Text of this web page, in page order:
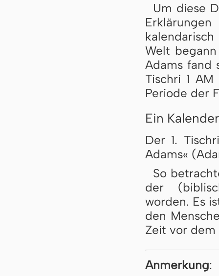
Um diese
Welt
Adams fand
Tischri 1
Periode der
Ein
Der 1.
Adams«
So
der
worden. Es
den
Zeit vor dem
Anmerkung: